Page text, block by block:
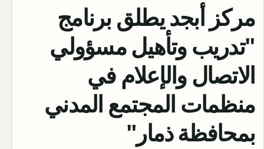
مركز أبجد يطلق برنامج
"تدريب وتأهيل مسؤولي
الاتصال والإعلام في
منظمات المجتمع المدني
بمحافظة ذمار"